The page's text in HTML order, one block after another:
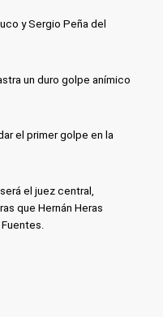
y Sergio Peña del
un duro golpe anímico
el primer golpe en la
el juez central,
que Hernán Heras